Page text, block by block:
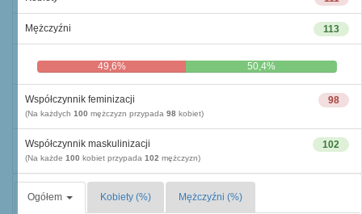
113
Mężczyźni
49,6% 50,4%
98
Współczynnik feminizacji
(Na każdych 100 mężczyzn przypada 98 kobiet)
102
Współczynnik maskulinizacji
(Na każde 100 kobiet przypada 102 mężczyzn)
Ogółem Kobiety (%) Mężczyźni (%)